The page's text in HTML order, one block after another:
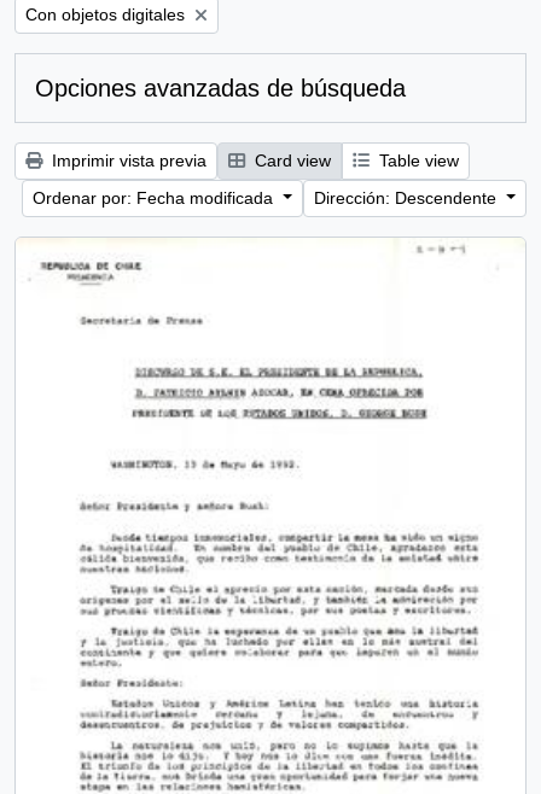
Remove filter:
Con objetos digitales
Opciones avanzadas de búsqueda
Imprimir vista previa Card view
Table view
Ordenar por: Fecha modificada
Dirección: Descendente